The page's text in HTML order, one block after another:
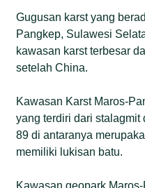
Gugusan karst yang
Pangkep, Sulawesi
kawasan karst terbesar
setelah China.
Kawasan Karst Maros-
yang terdiri dari stalagmit
89 di antaranya
memiliki lukisan batu.
Kawasan geopark